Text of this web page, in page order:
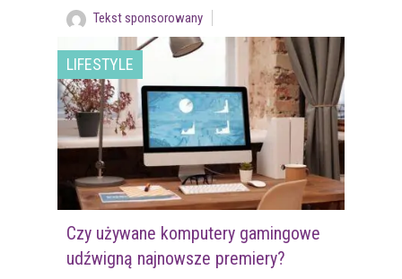
Tekst sponsorowany
LIFESTYLE
Czy używane komputery gamingowe
udźwigną najnowsze premiery?